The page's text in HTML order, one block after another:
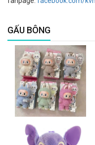
GẤU BÔNG